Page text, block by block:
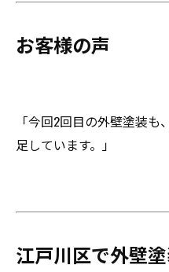
お客様の声
「今回2回目の外壁塗装
足しています。」
江戸川区で外壁